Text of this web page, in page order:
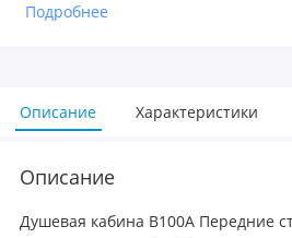
Подробнее
Описание Характеристики
Описание
Душевая кабина B100A Передние